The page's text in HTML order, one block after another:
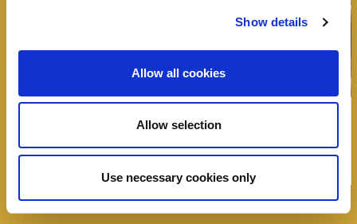
Show details
Allow all cookies
Allow selection
Use necessary cookies only
Bit Bacon – Panino con bacon, burger,
maionese e pomodorini